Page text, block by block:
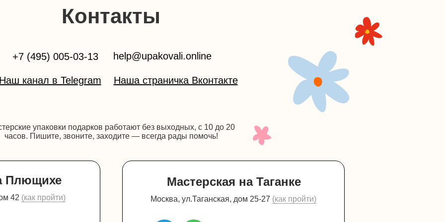
Контакты
упаковки подарков работают без выходных, с 10 до 20
часов. Пишите, звоните, заходите — всегда рады помочь!
42 (как пройти) Москва, ул.Таганская, дом 25-27 (как пройти)
Плющихе Мастерская на Таганке
канал в Telegram Наша страничка Вконтакте
+7 (495) 005-03-13 help@upakovali.online